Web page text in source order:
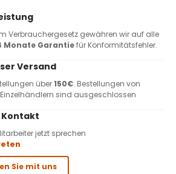
Verbrauchergesetz gewähren wir auf alle
Monate Garantiefür Konformitätsfehler.
Versand
über150€. Bestellungen von
sind ausgeschlossen
Kontakt
jetzt sprechen
Sie mit uns